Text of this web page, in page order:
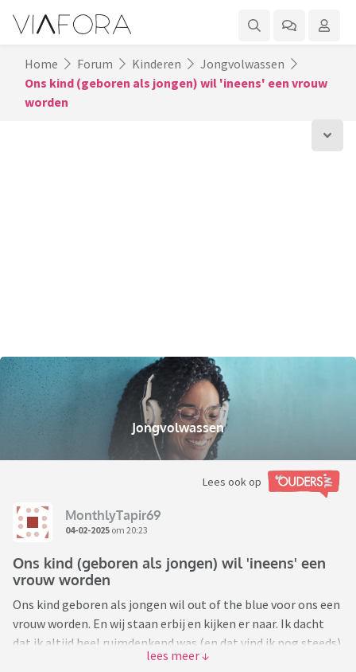
Home Forum Kinderen
Jongvolwassen
Ons kind (geboren als jongen) wil 'ineens' een vrouw
worden
Jongvolwassen
Lees ook op
MonthlyTapir69
04-02-2025 om 20:23
Ons kind (geboren als jongen) wil 'ineens' een
vrouw worden
Ons kind geboren als jongen wil out of the blue voor ons een
vrouw worden. En wij staan erbij en kijken er naar. Ik dacht
dat ik altijd heel ruimdenkend was (en dat vind ik nog steeds)
totdat mijn jongste kind (geboren als zoon) binnen no time